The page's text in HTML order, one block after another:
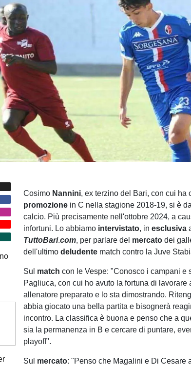
Cosimo Nannini, ex terzino del Bari, con cui ha
promozione in C nella stagione 2018-19, si è
calcio. Più precisamente nell'ottobre 2024, a
infortuni. Lo abbiamo intervistato, inesclusiva
TuttoBari.com, per parlare del mercato dei
dell'ultimodeludente match contro la Juve
Sul match con le Vespe: "Conosco i campani e
Pagliuca, con cui ho avuto la fortuna di lavorare
allenatore preparato e lo sta dimostrando.
abbia giocato una bella partita e bisognerà
incontro. La classifica è buona e penso che a
sia la permanenza in B e cercare di puntare,
playoff".
Sul mercato: "Penso che Magalini e Di Cesare